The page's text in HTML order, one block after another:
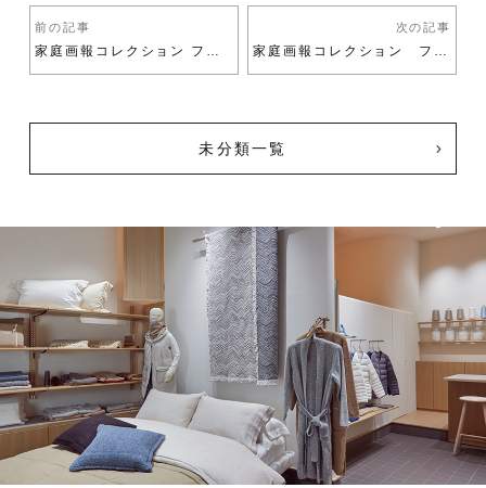
前の記事
家庭画報コレクション ファッション 2019 冬号
次の記事
家庭画報コレクション ファッション 2020夏号
未分類一覧